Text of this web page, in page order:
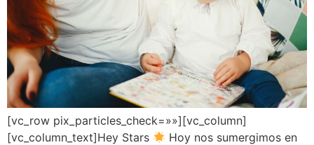
[vc_row pix_particles_check=»»][vc_column]
[vc_column_text]Hey Stars
Hoy nos sumergimos en